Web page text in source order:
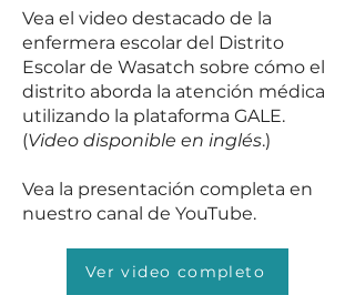
Vea el video destacado de la
enfermera escolar del Distrito
Escolar de Wasatch sobre cómo el
distrito aborda la atención médica
utilizando la plataforma GALE.
(Video disponible en inglés.)
Vea la presentación completa en
nuestro canal de YouTube.
Ver video completo